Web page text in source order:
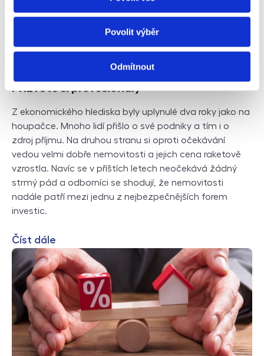
Povolit výběr
Odmítnout
Plánujete investovat do nemovitosti?
Z ekonomického hlediska byly uplynulé dva roky jako na
houpačce. Mnoho lidí přišlo o své podniky a tím i o
zdroj příjmu. Na druhou stranu si oproti očekávání
vedou velmi dobře nemovitosti a jejich cena raketově
vzrostla. Navíc se v příštích letech neočekává žádný
strmý pád a odborníci se shodují, že nemovitosti
nadále patří mezi jednu z nejbezpečnějších forem
investic.
Číst dále